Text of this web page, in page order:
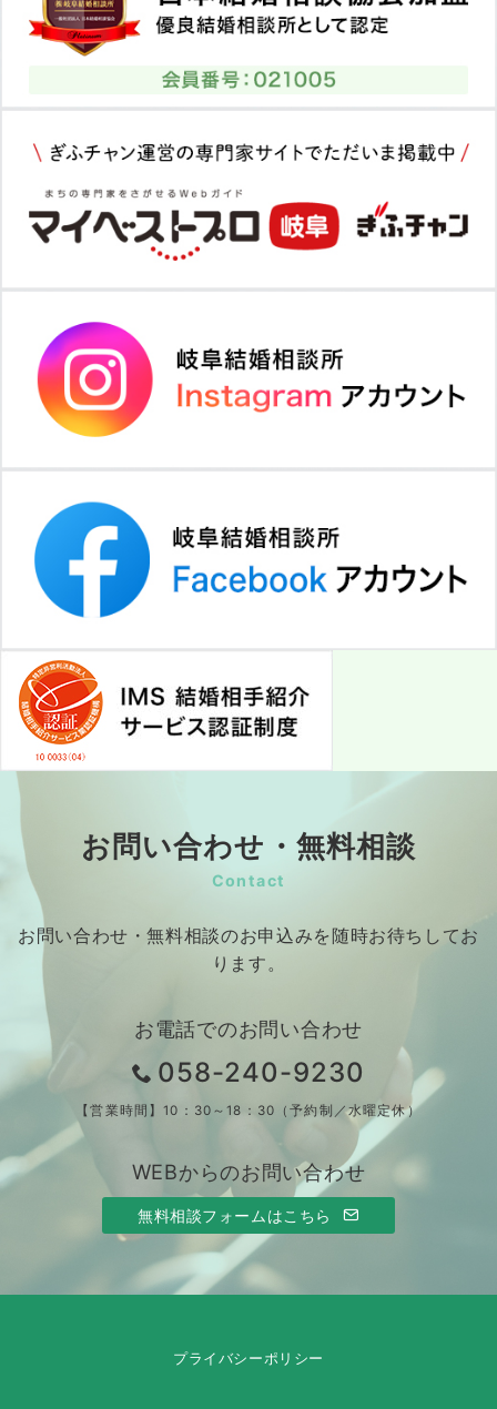
お問い合わせ・無料相談
Contact
お問い合わせ・無料相談のお申込みを随時お待ちしてお
ります。
お電話でのお問い合わせ
058-240-9230
【営業時間】10：30～18：30（予約制／水曜定休）
WEBからのお問い合わせ
無料相談フォームはこちら
プライバシーポリシー